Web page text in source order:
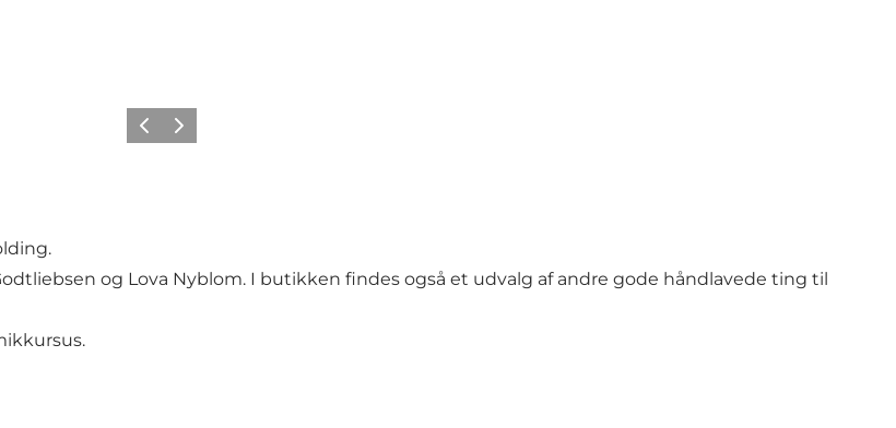
ForrigeNæste
og Lova Nyblom. I butikken findes også et udvalg af andre gode håndlavede ting til